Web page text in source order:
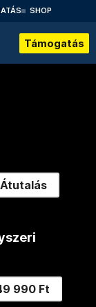
SHOP
Támogatás
Átutalás
990 Ft